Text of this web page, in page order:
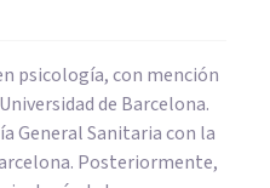
psicología, con mención
de Barcelona.
General Sanitaria con la
Posteriormente,